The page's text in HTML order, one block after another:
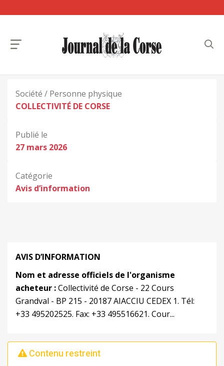
Société / Personne physique
COLLECTIVITÉ DE CORSE
Publié le
27 mars 2026
Catégorie
Avis d’information
AVIS D’INFORMATION
Nom et adresse officiels de l'organisme
acheteur :Collectivité de Corse - 22 Cours
Grandval - BP 215 - 20187 AIACCIU CEDEX 1. Tél:
+33 495202525. Fax: +33 495516621. Cour...
Contenu restreint